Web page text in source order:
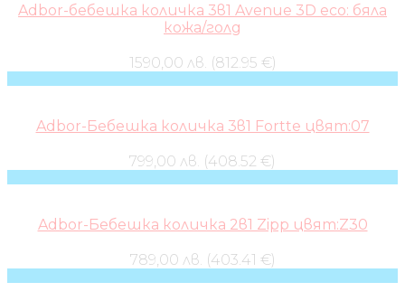
Adbor-бебешка количка 3в1 Avenue 3D eco: бяла
кожа/голд
1590,00 лв. (812.95 €)
Adbor-Бебешка количка 3в1 Fortte цвят:07
799,00 лв. (408.52 €)
Adbor-Бебешка количка 2в1 Zipp цвят:Z30
789,00 лв. (403.41 €)